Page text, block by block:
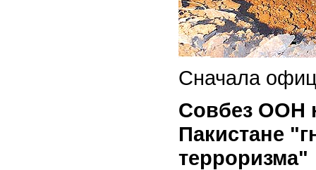
Сначала
Совбез ООН
Пакистане
терроризма"